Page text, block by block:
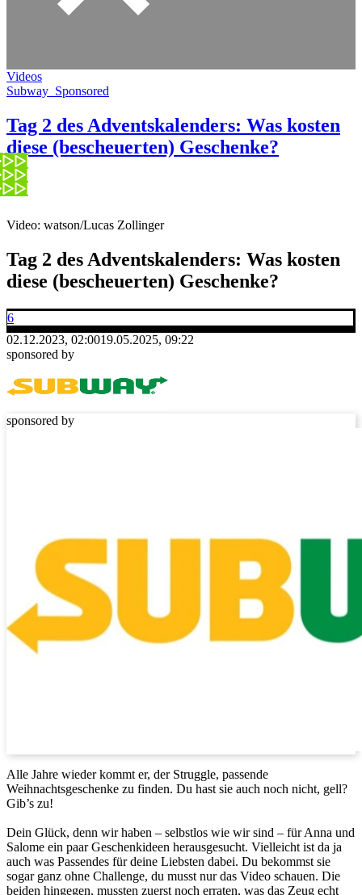
Videos
Subway_Sponsored
Tag 2 des Adventskalenders: Was kosten
diese (bescheuerten) Geschenke?
Video: watson/Lucas Zollinger
Tag 2 des Adventskalenders: Was kosten
diese (bescheuerten) Geschenke?
6
02.12.2023, 02:0019.05.2025, 09:22
sponsored by
sponsored by
Alle Jahre wieder kommt er, der Struggle, passende
Weihnachtsgeschenke zu finden. Du hast sie auch noch nicht, gell?
Gib’s zu!
Dein Glück, denn wir haben – selbstlos wie wir sind – für Anna und
Salome ein paar Geschenkideen herausgesucht. Vielleicht ist da ja
auch was Passendes für deine Liebsten dabei. Du bekommst sie
sogar ganz ohne Challenge, du musst nur das Video schauen. Die
beiden hingegen, mussten zuerst noch erraten, was das Zeug echt